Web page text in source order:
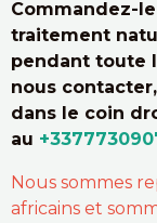
Commandez-
traitement
pendant toute
nous
dans le coin
au
Nous sommes
africains et